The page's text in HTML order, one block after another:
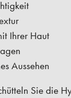
Ihrer Haut
Aussehen
Sie die